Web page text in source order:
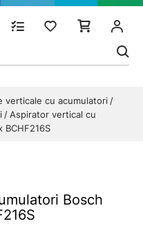
verticale cu acumulatori
Aspirator vertical cu
BCHF216S
Bosch